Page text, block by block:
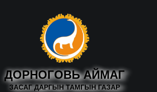
ДОРНОГОВЬ АЙМАГ
ЗАСАГ ДАРГЫН ТАМГЫН ГАЗАР